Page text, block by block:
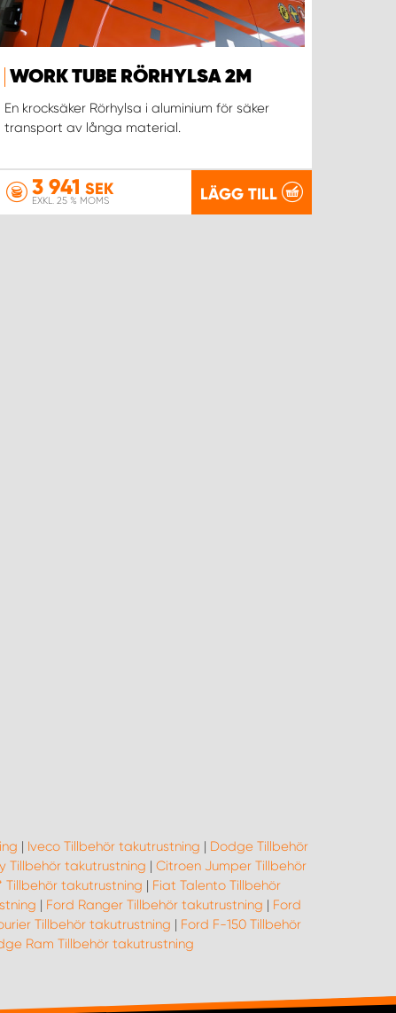
WORK TUBE RÖRHYLSA 2M
En krocksäker Rörhylsa i aluminium för säker
transport av långa material.
3 941 SEK
EXKL. 25 % MOMS LÄGG TILL
| Iveco Tillbehör takutrustning | Dodge Tillbehör
Tillbehör takutrustning | Citroen Jumper Tillbehör
Tillbehör takutrustning | Fiat Talento Tillbehör
| Ford Ranger Tillbehör takutrustning | Ford
Tillbehör takutrustning | Ford F-150 Tillbehör
Ram Tillbehör takutrustning